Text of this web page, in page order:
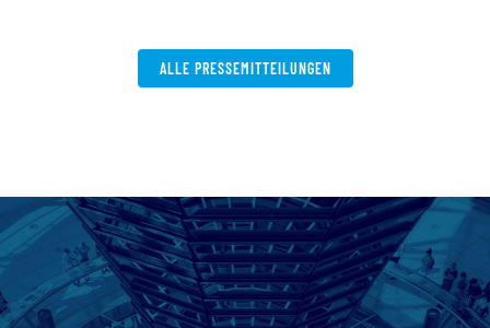
ALLE PRESSEMITTEILUNGEN